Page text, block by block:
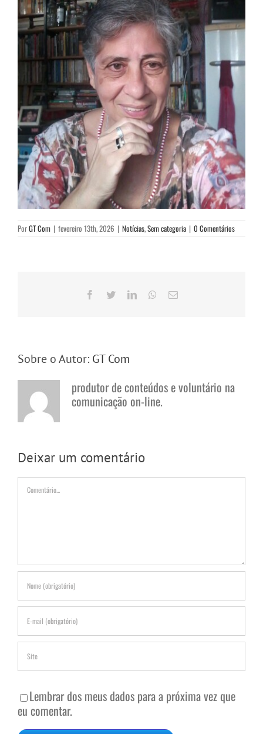
PorGT Com | fevereiro 13th, 2026 | Notícias,Sem categoria | 0 Comentários
Facebook
TwitterLinkedInWhatsApp
E-
Sobre o Autor: GT Com
produtor de conteúdos e voluntário na
comunicação on-line.
Deixar um comentário
Comentário
Lembrar dos meus dados para a próxima vez que
eu comentar.